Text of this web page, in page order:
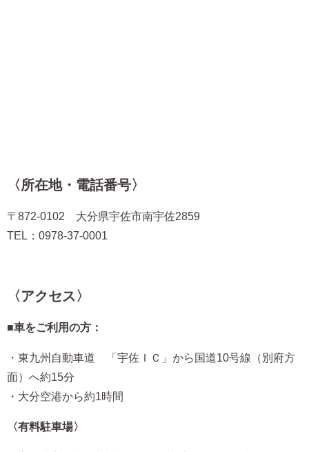
〈所在地・電話番号〉
〒872-0102 大分県宇佐市南宇佐2859
TEL：0978-37-0001
〈アクセス〉
■車をご利用の方：
・東九州自動車道 「宇佐ＩＣ」から国道10号線（別府方
面）へ約15分
・大分空港から約1時間
〈有料駐車場〉